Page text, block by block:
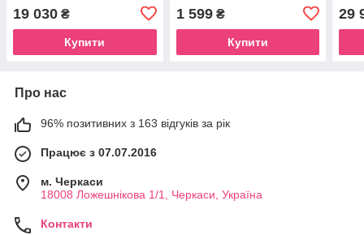
19 030 ₴
Купити
2620ES, SRM-2620TES,
1 599₴
Купити
29
Про нас
96% позитивних з 163 відгуків за рік
Працює з 07.07.2016
м. Черкаси
18008 Ложешнікова 1/1, Черкаси, Україна
Контакти